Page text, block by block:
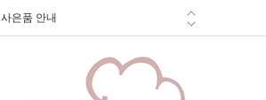
사은품 안내
신선한 배송 아이스박스 필수구매!
학교 ㆍ 공공기관 후불 주문 안내